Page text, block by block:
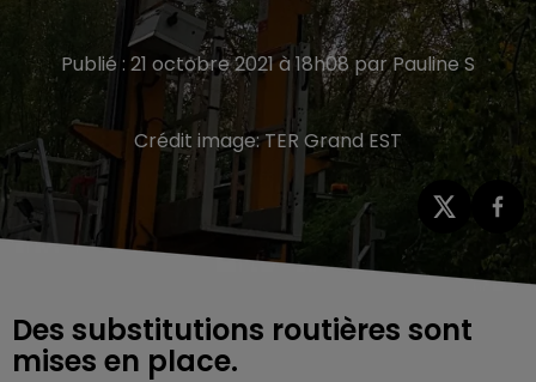
Publié : 21 octobre 2021 à 18h08 par Pauline S
Crédit image: TER Grand EST
Des substitutions routières sont
mises en place.